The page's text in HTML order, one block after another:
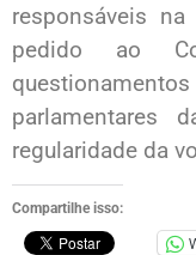
responsáveis
pedido ao
parlamentares
regularidade da
Compartilhe isso: